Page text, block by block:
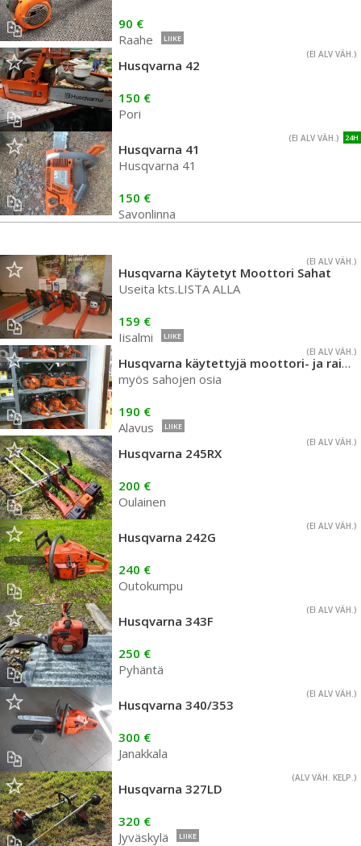
90 €
Raahe
LIIKE
(EI ALV VÄH.)
Husqvarna 42
150 €
Pori
24H
(EI ALV VÄH.)
Husqvarna 41
Husqvarna 41
150 €
Savonlinna
(EI ALV VÄH.)
Husqvarna Käytetyt Moottori Sahat
Useita kts.LISTA ALLA
159 €
Iisalmi
LIIKE
(EI ALV VÄH.)
Husqvarna käytettyjä moottori- ja raivausahoja
myös sahojen osia
190 €
Alavus
LIIKE
(EI ALV VÄH.)
Husqvarna 245RX
200 €
Oulainen
(EI ALV VÄH.)
Husqvarna 242G
240 €
Outokumpu
(EI ALV VÄH.)
Husqvarna 343F
250 €
Pyhäntä
(EI ALV VÄH.)
Husqvarna 340/353
300 €
Janakkala
(ALV VÄH. KELP.)
Husqvarna 327LD
320 €
Jyväskylä
LIIKE